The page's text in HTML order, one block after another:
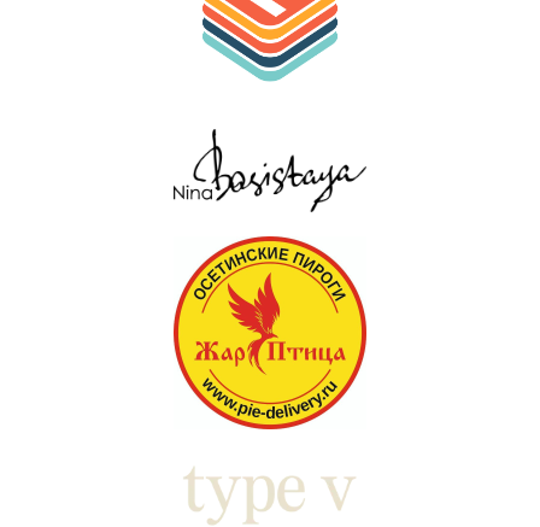
Контакты
+7 (950) 004-26-28
190000, г. Санкт-Петербург,
ул. Маяковского, д. 42, литера
centr.yomyom@gmail.com
VK Мессенджер